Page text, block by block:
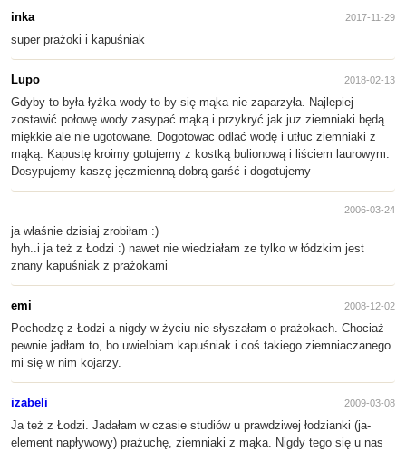
inka 2017-11-29
super prażoki i kapuśniak
Lupo 2018-02-13
Gdyby to była łyżka wody to by się mąka nie zaparzyła. Najlepiej
zostawić połowę wody zasypać mąką i przykryć jak juz ziemniaki będą
miękkie ale nie ugotowane. Dogotowac odlać wodę i utłuc ziemniaki z
mąką. Kapustę kroimy gotujemy z kostką bulionową i liściem laurowym.
Dosypujemy kaszę jęczmienną dobrą garść i dogotujemy
2006-03-24
ja właśnie dzisiaj zrobiłam :)
hyh..i ja też z Łodzi :) nawet nie wiedziałam ze tylko w łódzkim jest
znany kapuśniak z prażokami
emi 2008-12-02
Pochodzę z Łodzi a nigdy w życiu nie słyszałam o prażokach. Chociaż
pewnie jadłam to, bo uwielbiam kapuśniak i coś takiego ziemniaczanego
mi się w nim kojarzy.
izabeli 2009-03-08
Ja też z Łodzi. Jadałam w czasie studiów u prawdziwej łodzianki (ja-
element napływowy) prażuchę, ziemniaki z mąka. Nigdy tego się u nas